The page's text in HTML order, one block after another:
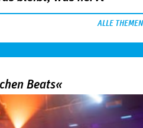
ALLE THEMEN
Beats«